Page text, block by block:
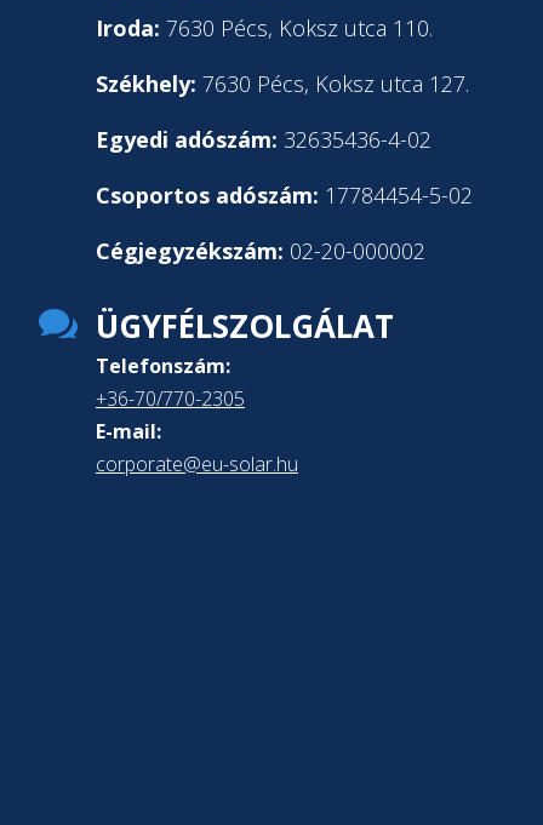
Iroda: 7630 Pécs, Koksz utca 110.
Székhely: 7630 Pécs, Koksz utca 127.
Egyedi adószám: 32635436-4-02
Csoportos adószám: 17784454-5-02
Cégjegyzékszám: 02-20-000002
 ÜGYFÉLSZOLGÁLAT
Telefonszám:
+36-70/770-2305
E-mail:
corporate@eu-solar.hu